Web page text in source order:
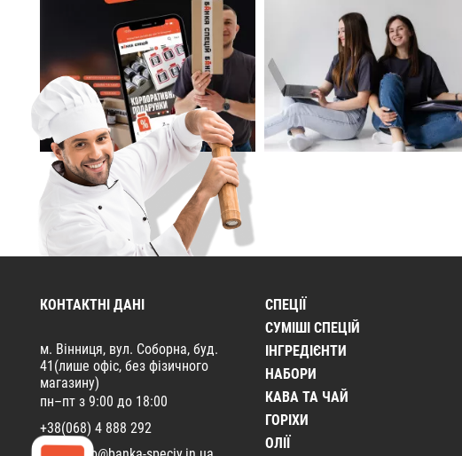
КОНТАКТНІ ДАНІ
м. Вінниця, вул. Соборна, буд.
41(лише офіс, без фізичного
магазину)
пн–пт з 9:00 до 18:00
+38(068) 4 888 292
СПЕЦІЇ
CУМІШІ СПЕЦІЙ
ІНГРЕДІЄНТИ
НАБОРИ
КАВА ТА ЧАЙ
ГОРІХИ
ОЛІЇ